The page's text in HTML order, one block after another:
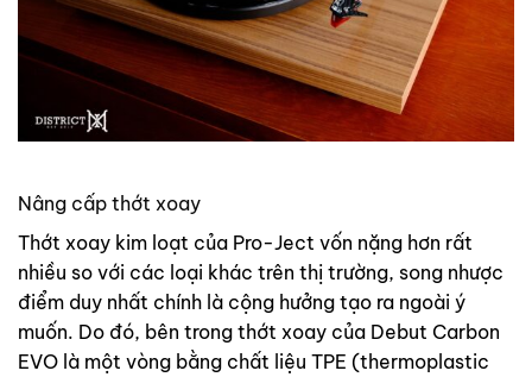
Nâng cấp thớt xoay
Thớt xoay kim loạt của Pro-Ject vốn nặng hơn rất
nhiều so với các loại khác trên thị trường, song nhược
điểm duy nhất chính là cộng hưởng tạo ra ngoài ý
muốn. Do đó, bên trong thớt xoay của Debut Carbon
EVO là một vòng bằng chất liệu TPE (thermoplastic